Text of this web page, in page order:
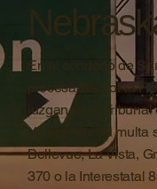
En el condado de
procesadas por la
juzgan en el
Ya sea que su multa
Bellevue, La Vista,
370 o la Interestatal